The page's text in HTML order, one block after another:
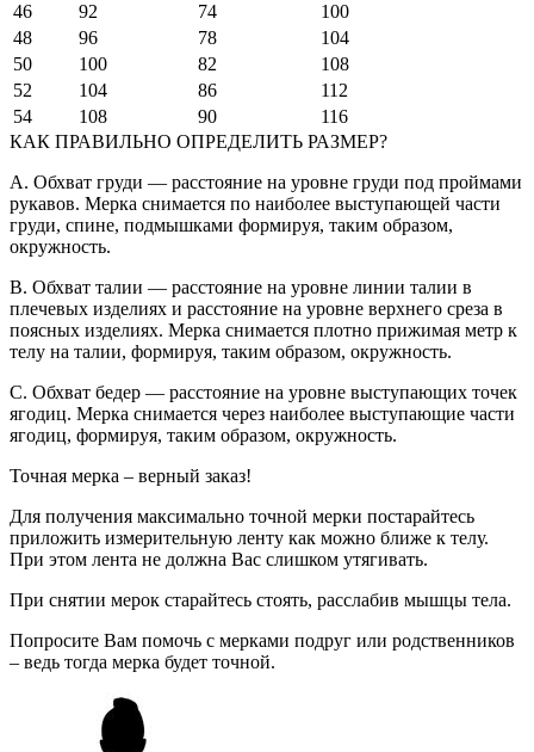
46
92 74
100
48
96 78
104
50
100 82
108
52
104 86
112
54
108 90
116
КАК ПРАВИЛЬНО ОПРЕДЕЛИТЬ РАЗМЕР?
A. Обхват груди — расстояние на уровне груди под проймами
рукавов. Мерка снимается по наиболее выступающей части
груди, спине, подмышками формируя, таким образом,
окружность.
B. Обхват талии — расстояние на уровне линии талии в
плечевых изделиях и расстояние на уровне верхнего среза в
поясных изделиях. Мерка снимается плотно прижимая метр к
телу на талии, формируя, таким образом, окружность.
C. Обхват бедер — расстояние на уровне выступающих точек
ягодиц. Мерка снимается через наиболее выступающие части
ягодиц, формируя, таким образом, окружность.
Точная мерка – верный заказ!
Для получения максимально точной мерки постарайтесь
приложить измерительную ленту как можно ближе к телу.
При этом лента не должна Вас слишком утягивать.
При снятии мерок старайтесь стоять, расслабив мышцы тела.
Попросите Вам помочь с мерками подруг или родственников
– ведь тогда мерка будет точной.